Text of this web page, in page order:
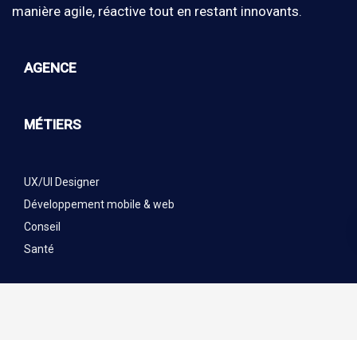
manière agile, réactive tout en restant innovants.
AGENCE
MÉTIERS
UX/UI Designer
Développement mobile & web
Conseil
Santé